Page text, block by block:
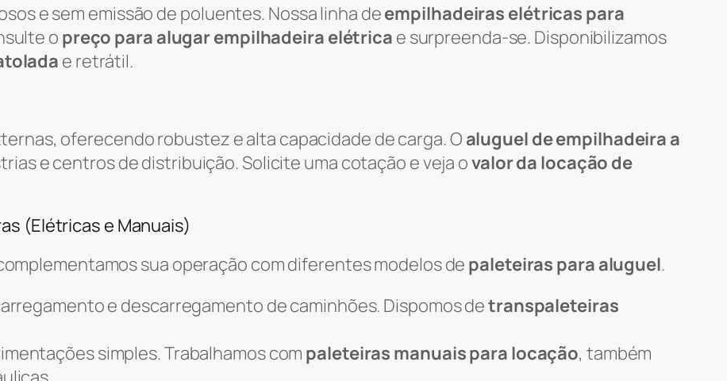
e sem emissão de poluentes. Nossa linha deempilhadeiras elétricas para
o preço para alugar empilhadeira elétrica e surpreenda-se. Disponibilizamos
e retrátil.
oferecendo robustez e alta capacidade de carga. O aluguel de empilhadeira a
e centros de distribuição. Solicite uma cotação e veja ovalor da locação de
(Elétricas e Manuais)
sua operação com diferentes modelos de paleteiras para aluguel.
e descarregamento de caminhões. Dispomos detranspaleteiras
simples. Trabalhamos compaleteiras manuais para locação, também